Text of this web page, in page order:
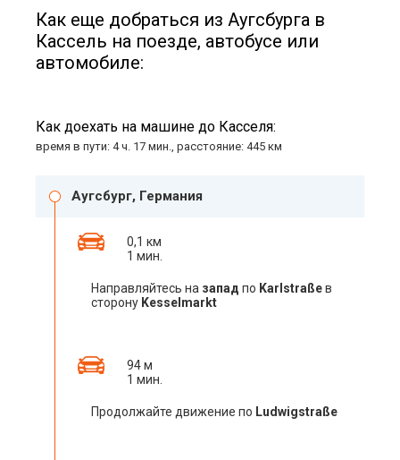
Как еще добраться из Аугсбурга в
Кассель на поезде, автобусе или
автомобиле:
Как доехать на машине до Касселя:
время в пути: 4 ч. 17 мин., расстояние: 445 км
Аугсбург, Германия
0,1 км
1 мин.
Направляйтесь на запад по Karlstraßeв
сторону Kesselmarkt
94 м
1 мин.
Продолжайте движение по Ludwigstraße